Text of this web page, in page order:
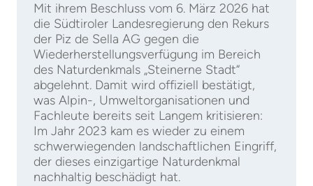
Mit ihrem Beschluss vom 6. März 2026 hat
die Südtiroler Landesregierung den Rekurs
der Piz de Sella AG gegen die
Wiederherstellungsverfügung im Bereich
des Naturdenkmals „Steinerne Stadt“
abgelehnt. Damit wird offiziell bestätigt,
was Alpin-, Umweltorganisationen und
Fachleute bereits seit Langem kritisieren:
Im Jahr 2023 kam es wieder zu einem
schwerwiegenden landschaftlichen Eingriff,
der dieses einzigartige Naturdenkmal
nachhaltig beschädigt hat.